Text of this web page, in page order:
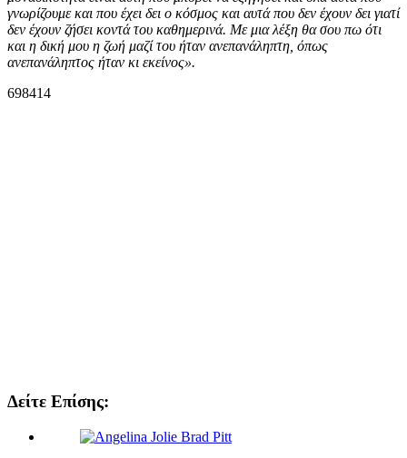
γνωρίζουμε και που έχει δει ο κόσμος και αυτά που δεν έχουν δει γιατί
δεν έχουν ζήσει κοντά του καθημερινά. Με μια λέξη θα σου πω ότι
και η δική μου η ζωή μαζί του ήταν ανεπανάληπτη, όπως
ανεπανάληπτος ήταν κι εκείνος».
Δείτε Επίσης: